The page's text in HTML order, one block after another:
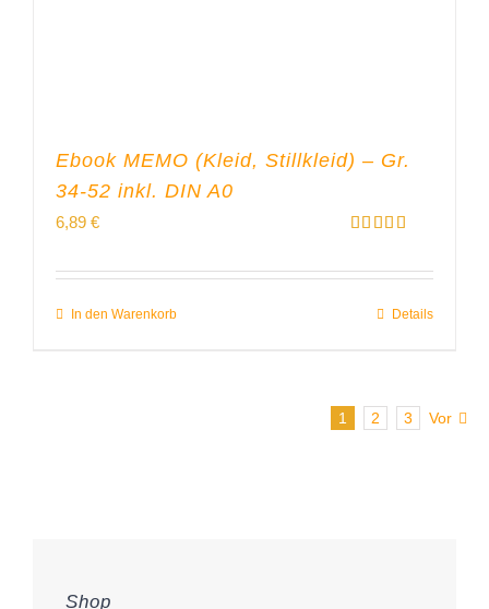
Ebook MEMO (Kleid, Stillkleid) – Gr.
34-52 inkl. DIN A0
von 5
6,89 €
In den Warenkorb Details
1 2 3 Vor
Shop